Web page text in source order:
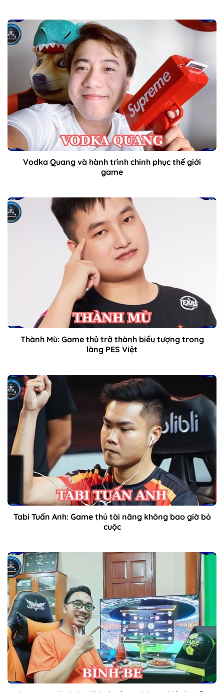
Vodka Quang và hành trình chinh phục thế giới
game
Thành Mù: Game thủ trở thành biểu tượng trong
làng PES Việt
Tabi Tuấn Anh: Game thủ tài năng không bao giờ bỏ
cuộc